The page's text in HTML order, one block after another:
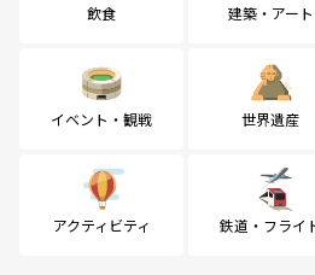
飲食 建築・アート
イベント・観戦 世界遺産
アクティビティ 鉄道・フライ